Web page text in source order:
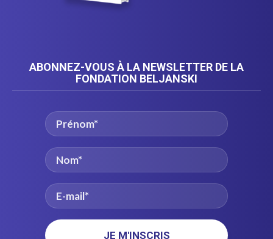
ABONNEZ-VOUS À LA NEWSLETTER DE LA
FONDATION BELJANSKI